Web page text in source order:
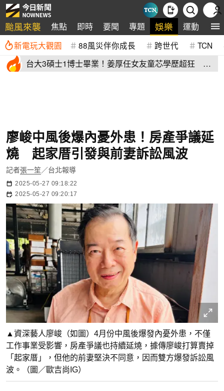
颱風來襲 焦點 即時 要聞 專題 娛樂 運動 全
新電玩大觀園 88風災伴你成長 跨世代 TCN
台大3碩士1博士畢業！姜厚任女友童芯學歷超狂 他
廖峻中風後爆內憂外患！房產爭議延
燒 起家厝引發與前妻訴訟風波
記者張一笙／台北報導
2025-05-27 09:18:22
2025-05-27 09:20:17
▲資深藝人廖峻（如圖）4月份中風後爆發內憂外患，不僅
工作事業受影響，房產爭議也持續延燒，據傳廖峻打算賣掉
「起家厝」，但他的前妻堅決不同意，因而雙方爆發訴訟風
波。（圖／歐吉尚IG）